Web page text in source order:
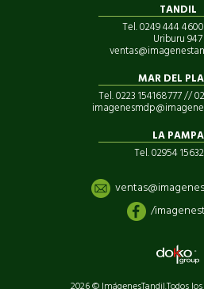
TANDIL
Tel. 0249 444
Uriburu 947
MAR DEL
Tel. 0223 154168777 //
LA PAMPA
Tel. 02954
/